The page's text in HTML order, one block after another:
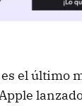
el último